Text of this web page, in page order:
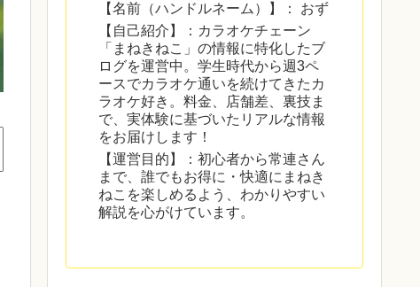
【名前（ハンドルネーム）】： おず
【自己紹介】：カラオケチェーン
「まねきねこ」の情報に特化したブ
ログを運営中。学生時代から週3ペ
ースでカラオケ通いを続けてきたカ
ラオケ好き。料金、店舗差、裏技ま
で、実体験に基づいたリアルな情報
をお届けします！
【運営目的】：初心者から常連さん
まで、誰でもお得に・快適にまねき
ねこを楽しめるよう、わかりやすい
解説を心がけています。